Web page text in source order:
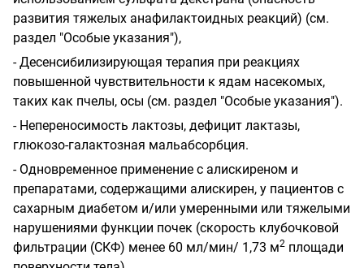
развития тяжелых анафилактоидных реакций) (см.
раздел "Особые указания"),
- Десенсибилизирующая терапия при реакциях
повышенной чувствительности к ядам насекомых,
таких как пчелы, осы (см. раздел "Особые указания").
- Непереносимость лактозы, дефицит лактазы,
глюкозо-галактозная мальабсорбция.
- Одновременное применение с алискиреном и
препаратами, содержащими алискирен, у пациентов с
сахарным диабетом и/или умеренными или тяжелыми
нарушениями функции почек (скорость клубочковой
фильтрации (СКФ) менее 60 мл/мин/ 1,73 м2 площади